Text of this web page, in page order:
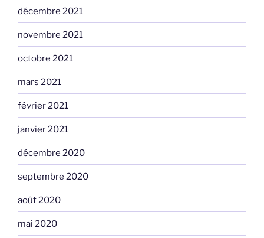
décembre 2021
novembre 2021
octobre 2021
mars 2021
février 2021
janvier 2021
décembre 2020
septembre 2020
août 2020
mai 2020